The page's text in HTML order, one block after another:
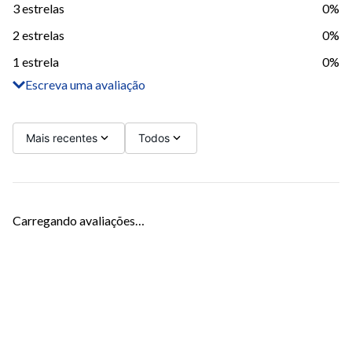
3 estrelas
0%
2 estrelas
0%
1 estrela
0%
Escreva uma avaliação
Título
Avalie o produto de 1 a 5 estrelas
Seu nome
Mais recentes Todos
Carregando avaliações…